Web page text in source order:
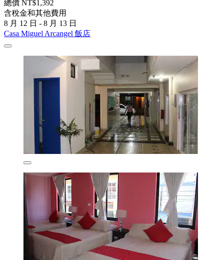
總價 NT$1,392
含稅金和其他費用
8 月 12 日 - 8 月 13 日
Casa Miguel Arcangel 飯店